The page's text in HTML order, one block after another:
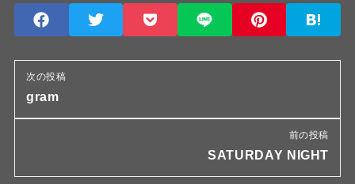
次の投稿
gram
前の投稿
SATURDAY NIGHT